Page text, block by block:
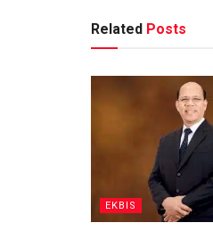
Related Posts
EKBIS